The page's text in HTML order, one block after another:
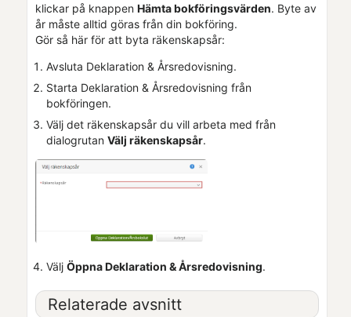
klickar på knappen Hämta bokföringsvärden. Byte av
år måste alltid göras från din bokföring.
Gör så här för att byta räkenskapsår:
Avsluta Deklaration & Årsredovisning.
Starta Deklaration & Årsredovisning från
bokföringen.
Välj det räkenskapsår du vill arbeta med från
dialogrutan Välj räkenskapsår.
Välj ÖppnaDeklaration & Årsredovisning.
Relaterade avsnitt